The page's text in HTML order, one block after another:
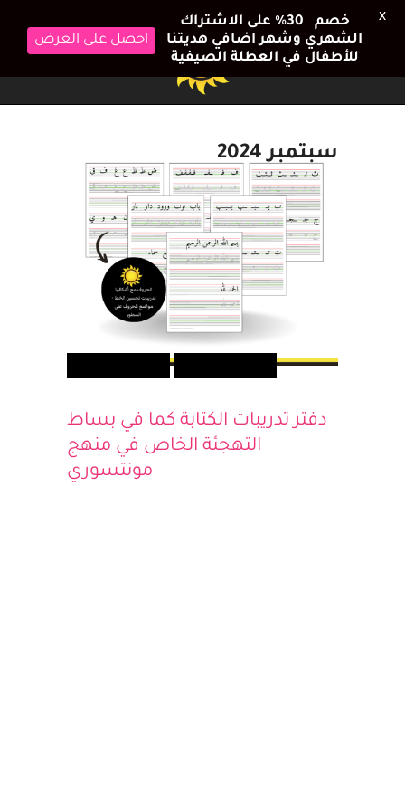
سبتمبر 2024
دفتر تدريبات الكتابة كما في بساط
التهجئة الخاص في منهج
مونتسوري
خصم 30٪ على الاشتراك
الشهري وشهر اضافي هديتنا
للأطفال في العطلة الصيفية
احصل على العرض
X